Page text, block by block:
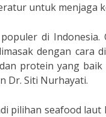
untuk menjaga
di
dengan cara
protein yang
Dr. Siti Nurhayati.
pilihan seafood laut